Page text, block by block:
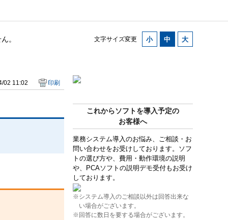
文字サイズ変更
。
これからソフトを導入予定の
お客様へ
業務システム導入のお悩み、ご相談・お
問い合わせをお受けしております。ソフ
トの選び方や、費用・動作環境の説明
や、PCAソフトの説明デモ受付もお受け
しております。
※システム導入のご相談以外は回答出来な
い場合がございます。
※回答に数日を要する場合がございます。
02 11:02 印刷